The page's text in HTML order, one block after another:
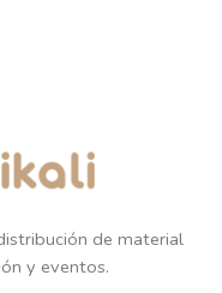
de material
y eventos.